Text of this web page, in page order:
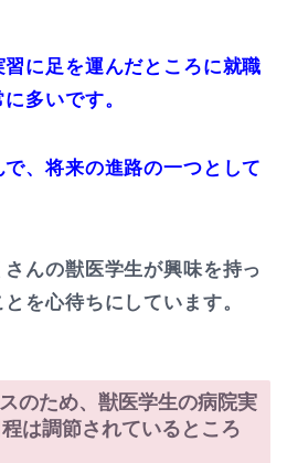
に足を運んだところに就職
多いです。
、将来の進路の一つとして
んの獣医学生が興味を持っ
を心待ちにしています。
のため、獣医学生の病院実
は調節されているところ